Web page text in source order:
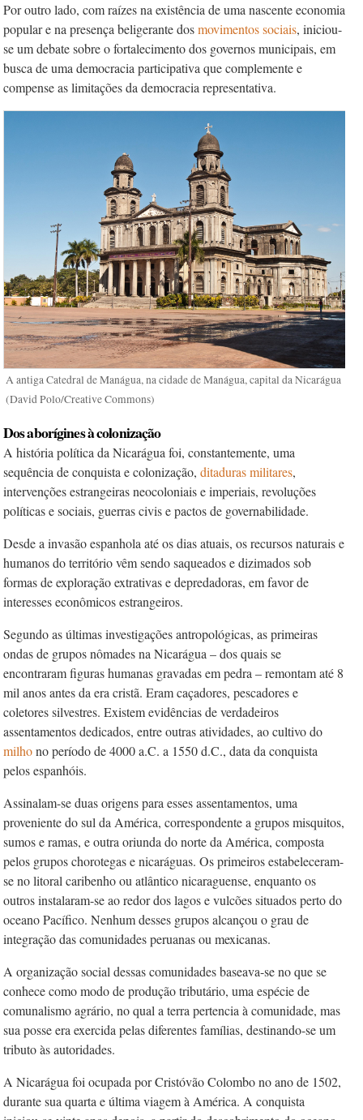
Por outro lado, com raízes na existência de uma nascente economia
popular e na presença beligerante dosmovimentos sociais, iniciou-
se um debate sobre o fortalecimento dos governos municipais, em
busca de uma democracia participativa que complemente e
compense as limitações da democracia representativa.
A antiga Catedral de Manágua, na cidade de Manágua, capital da Nicarágua
(David Polo/Creative Commons)
Dos aborígines à colonização
A história política da Nicarágua foi, constantemente, uma
sequência de conquista e colonização, ditaduras militares,
intervenções estrangeiras neocoloniais e imperiais, revoluções
políticas e sociais, guerras civis e pactos de governabilidade.
Desde a invasão espanhola até os dias atuais, os recursos naturais e
humanos do território vêm sendo saqueados e dizimados sob
formas de exploração extrativas e depredadoras, em favor de
interesses econômicos estrangeiros.
Segundo as últimas investigações antropológicas, as primeiras
ondas de grupos nômades na Nicarágua – dos quais se
encontraram figuras humanas gravadas em pedra – remontam até 8
mil anos antes da era cristã. Eram caçadores, pescadores e
coletores silvestres. Existem evidências de verdadeiros
assentamentos dedicados, entre outras atividades, ao cultivo do
milhono período de 4000 a.C. a 1550 d.C., data da conquista
pelos espanhóis.
Assinalam-se duas origens para esses assentamentos, uma
proveniente do sul da América, correspondente a grupos misquitos,
sumos e ramas, e outra oriunda do norte da América, composta
pelos grupos chorotegas e nicaráguas. Os primeiros estabeleceram-
se no litoral caribenho ou atlântico nicaraguense, enquanto os
outros instalaram-se ao redor dos lagos e vulcões situados perto do
oceano Pacífico. Nenhum desses grupos alcançou o grau de
integração das comunidades peruanas ou mexicanas.
A organização social dessas comunidades baseava-se no que se
conhece como modo de produção tributário, uma espécie de
comunalismo agrário, no qual a terra pertencia à comunidade, mas
sua posse era exercida pelas diferentes famílias, destinando-se um
tributo às autoridades.
A Nicarágua foi ocupada por Cristóvão Colombo no ano de 1502,
durante sua quarta e última viagem à América. A conquista